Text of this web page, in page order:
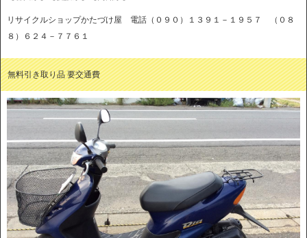
リサイクルショップかたづけ屋 電話（０９０）１３９１－１９５７ （０８
８）６２４－７７６１
無料引き取り品 要交通費